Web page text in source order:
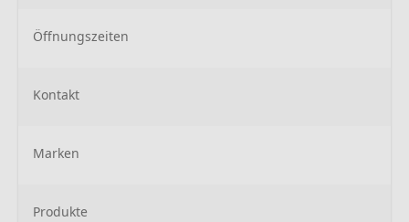
Öffnungszeiten
Kontakt
Marken
Produkte